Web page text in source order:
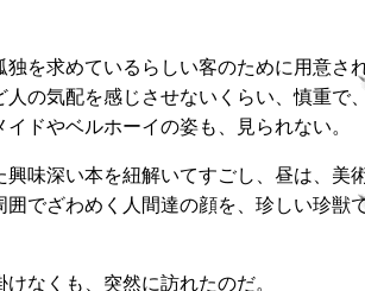
を求めているらしい客のために用意さ
の気配を感じさせないくらい、慎重で
ドやベルホーイの姿も、見られない。
味深い本を紐解いてすごし、昼は、美
でざわめく人間達の顔を、珍しい珍獣
なくも、突然に訪れたのだ。